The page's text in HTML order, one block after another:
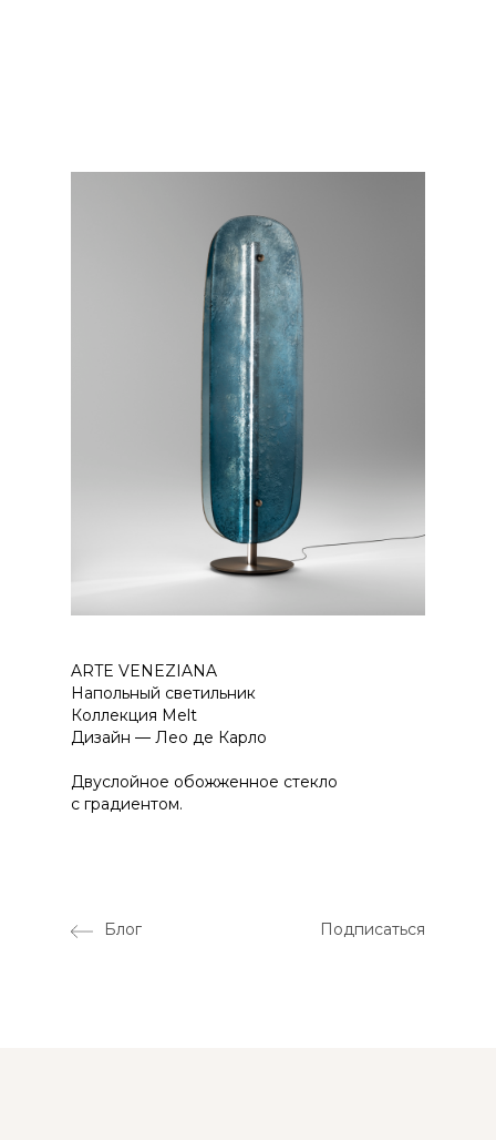
ARTE VENEZIANA
Напольный светильник
Коллекция Melt
Дизайн — Лео де Карло
Двуслойное обожженное стекло
с градиентом.
Блог Подписаться